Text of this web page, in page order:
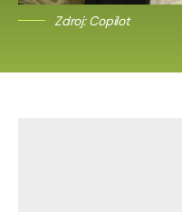
Zdroj: Copilot